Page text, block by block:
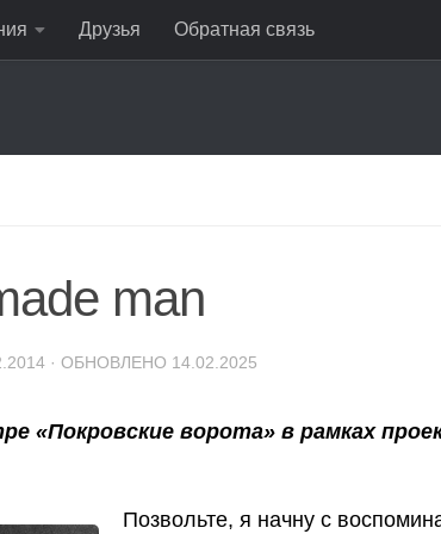
Друзья Обратная связь
man
· ОБНОВЛЕНО 14.02.2025
«Покровские ворота» в рамках
Позвольте, я начну с